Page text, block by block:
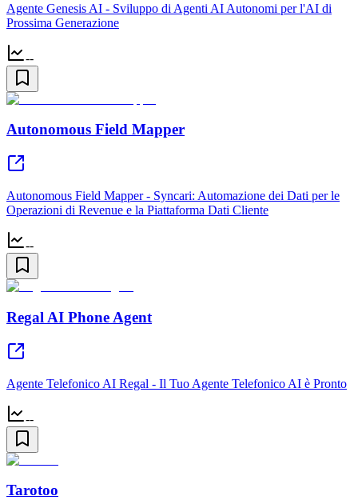
Agente Genesis AI - Sviluppo di Agenti AI Autonomi per l'AI di
Prossima Generazione
--
Autonomous Field Mapper
Autonomous Field Mapper - Syncari: Automazione dei Dati per le
Operazioni di Revenue e la Piattaforma Dati Cliente
--
Regal AI Phone Agent
Agente Telefonico AI Regal - Il Tuo Agente Telefonico AI è Pronto
--
Tarotoo